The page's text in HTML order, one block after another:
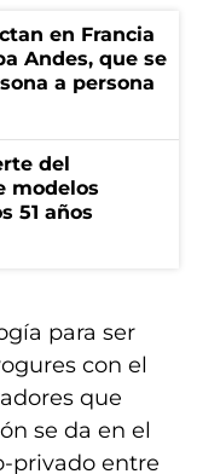
en Francia
Andes, que se
a persona
del
modelos
51 años
para ser
con el
que
se da en el
privado entre